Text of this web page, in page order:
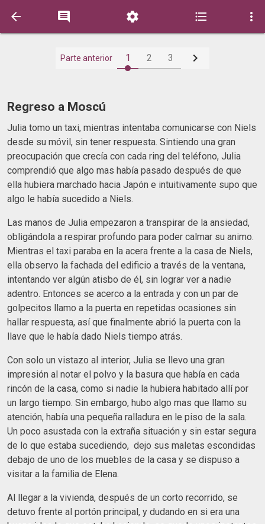
    
Parte anterior 1 2 3 
Regreso a Moscú
Julia tomo un taxi, mientras intentaba comunicarse con Niels
desde su móvil, sin tener respuesta. Sintiendo una gran
preocupación que crecía con cada ring del teléfono, Julia
comprendió que algo mas había pasado después de que
ella hubiera marchado hacia Japón e intuitivamente supo que
algo le había sucedido a Niels.
Las manos de Julia empezaron a transpirar de la ansiedad,
obligándola a respirar profundo para poder calmar su animo.
Mientras el taxi paraba en la acera frente a la casa de Niels,
ella observo la fachada del edificio a través de la ventana,
intentando ver algún atisbo de él, sin lograr ver a nadie
adentro. Entonces se acerco a la entrada y con un par de
golpecitos llamo a la puerta en repetidas ocasiones sin
hallar respuesta, así que finalmente abrió la puerta con la
llave que le había dado Niels tiempo atrás.
Con solo un vistazo al interior, Julia se llevo una gran
impresión al notar el polvo y la basura que había en cada
rincón de la casa, como si nadie la hubiera habitado allí por
un largo tiempo. Sin embargo, hubo algo mas que llamo su
atención, había una pequeña ralladura en le piso de la sala.
Un poco asustada con la extraña situación y sin estar segura
de lo que estaba sucediendo, dejo sus maletas escondidas
debajo de uno de los muebles de la casa y se dispuso a
visitar a la familia de Elena.
Al llegar a la vivienda, después de un corto recorrido, se
detuvo frente al portón principal, y dudando en si era una